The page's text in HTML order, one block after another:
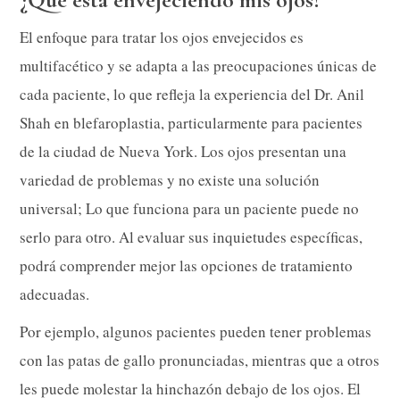
El enfoque para tratar los ojos envejecidos es
multifacético y se adapta a las preocupaciones únicas de
cada paciente, lo que refleja la experiencia del Dr. Anil
Shah en blefaroplastia, particularmente para pacientes
de la ciudad de Nueva York. Los ojos presentan una
variedad de problemas y no existe una solución
universal; Lo que funciona para un paciente puede no
serlo para otro. Al evaluar sus inquietudes específicas,
podrá comprender mejor las opciones de tratamiento
adecuadas.
Por ejemplo, algunos pacientes pueden tener problemas
con las patas de gallo pronunciadas, mientras que a otros
les puede molestar la hinchazón debajo de los ojos. El